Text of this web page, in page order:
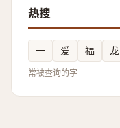
热搜
一 爱 福 龙
常被查询的字